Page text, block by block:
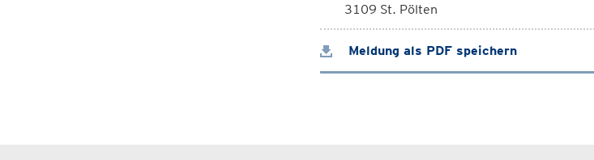
3109 St. Pölten
Meldung als PDF speichern